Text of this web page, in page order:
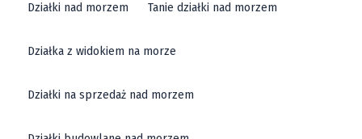
Działki nad morzem Tanie działki nad morzem
Działka z widokiem na morze
Działki na sprzedaż nad morzem